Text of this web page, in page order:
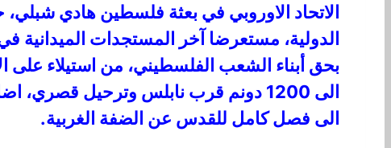
الاتحاد الاوروبي في بعثة فلسطين هادي
الدولية، مستعرضا آخر المستجدات الميدانية
الى فصل كامل للقدس عن الضفة الغربية.